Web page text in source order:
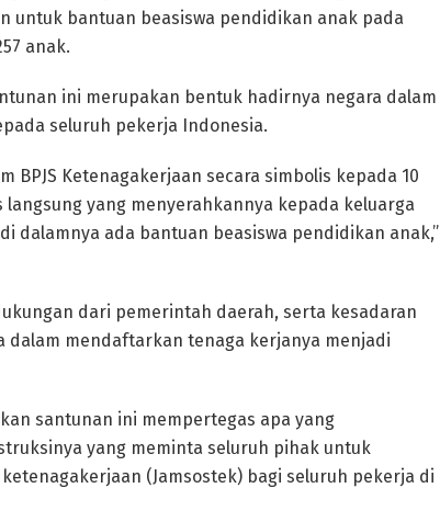
untuk bantuan beasiswa pendidikan anak pada
anak.
ini merupakan bentuk hadirnya negara dalam
seluruh pekerja Indonesia.
Ketenagakerjaan secara simbolis kepada 10
yang menyerahkannya kepada keluarga
dalamnya ada bantuan beasiswa pendidikan anak,”
dari pemerintah daerah, serta kesadaran
mendaftarkan tenaga kerjanya menjadi
santunan ini mempertegas apa yang
yang meminta seluruh pihak untuk
(Jamsostek) bagi seluruh pekerja di